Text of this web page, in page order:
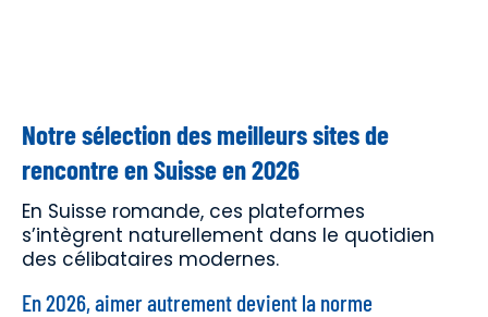
Notre sélection des meilleurs sites de
rencontre en Suisse en 2026
En Suisse romande, ces plateformes
s’intègrent naturellement dans le quotidien
des célibataires modernes.
En 2026, aimer autrement devient la norme